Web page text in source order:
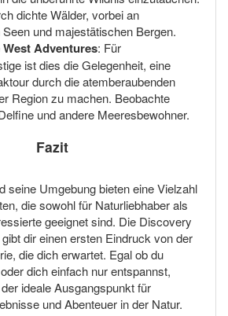
dichte Wälder, vorbei an
und majestätischen Bergen.
Adventures: Für
ist dies die Gelegenheit, eine
durch die atemberaubenden
Region zu machen. Beobachte
und andere Meeresbewohner.
Fazit
seine Umgebung bieten eine Vielzahl
die sowohl für Naturliebhaber als
geeignet sind. Die Discovery
dir einen ersten Eindruck von der
die dich erwartet. Egal ob du
dich einfach nur entspannst,
ideale Ausgangspunkt für
und Abenteuer in der Natur.